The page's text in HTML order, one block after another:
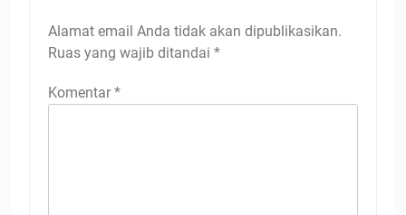
Alamat email Anda tidak akan dipublikasikan.
Ruas yang wajib ditandai *
Komentar *